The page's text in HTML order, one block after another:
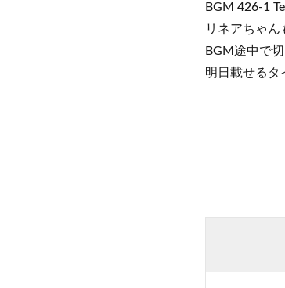
BGM 426-1
リネアちゃ
BGM途中で
明日載せるタ